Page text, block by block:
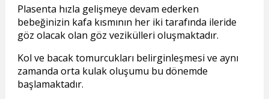
Plasenta hızla gelişmeye devam ederken
bebeğinizin kafa kısmının her iki tarafında ileride
göz olacak olan göz vezikülleri oluşmaktadır.
Kol ve bacak tomurcukları belirginleşmesi ve aynı
zamanda orta kulak oluşumu bu dönemde
başlamaktadır.